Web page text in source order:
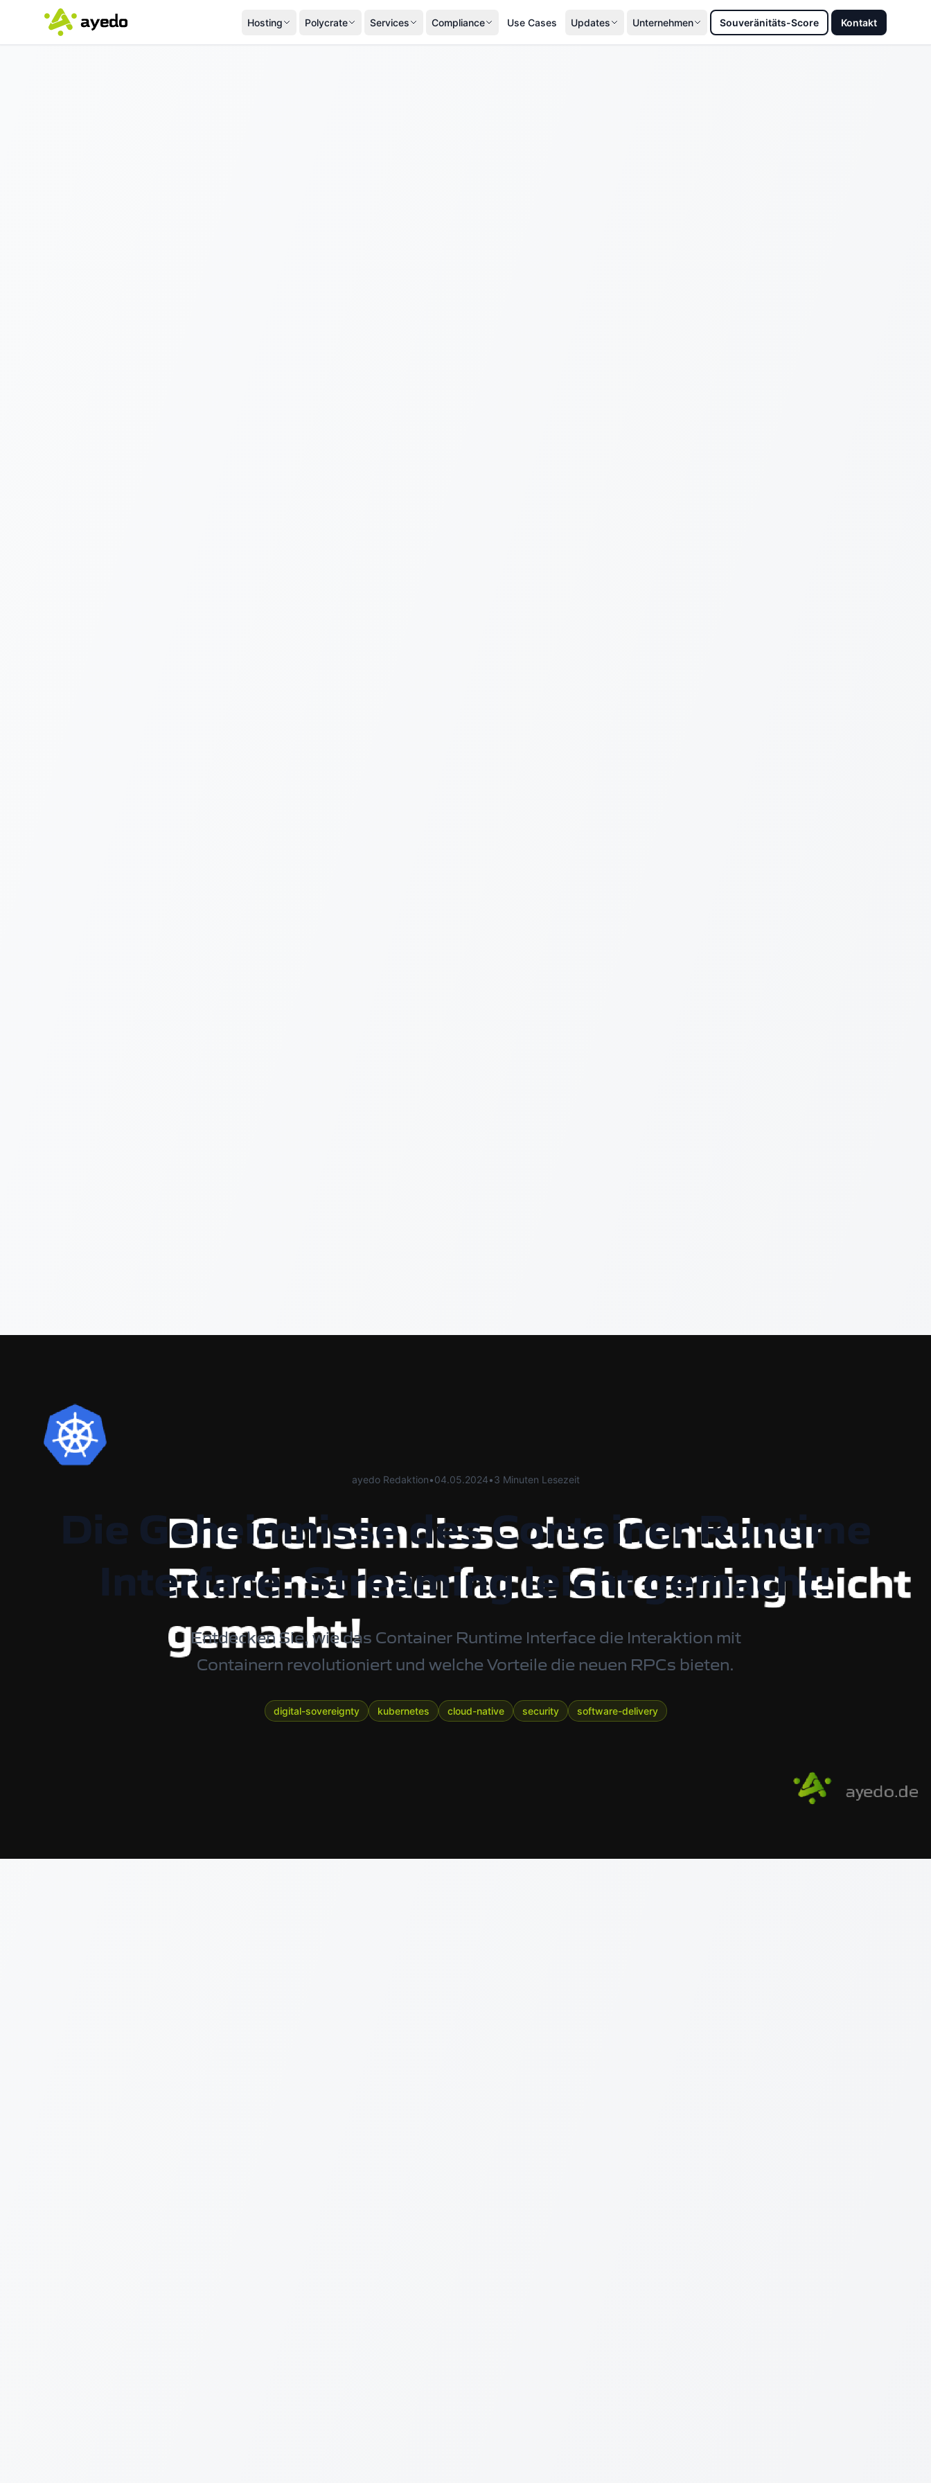
Hosting Polycrate Services Compliance Use Cases Updates Unternehmen Souveränitäts-Score Kontakt
ayedo Redaktion•04.05.2024•3 Minuten Lesezeit
Die Geheimnisse des Container Runtime
Interface: Streaming leicht gemacht!
Entdecken Sie, wie das Container Runtime Interface die Interaktion mit
Containern revolutioniert und welche Vorteile die neuen RPCs bieten.
digital-sovereignty kubernetes cloud-native security software-delivery